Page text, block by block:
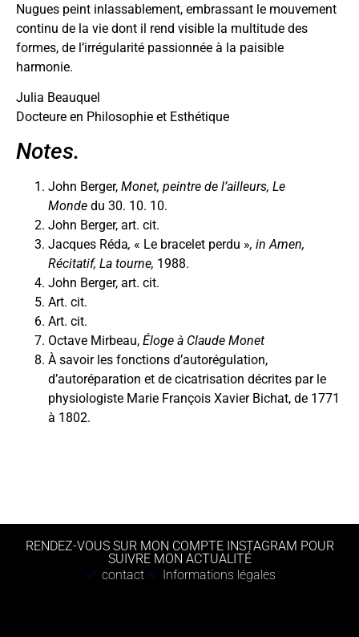
Nugues peint inlassablement, embrassant le mouvement
continu de la vie dont il rend visible la multitude des
formes, de l’irrégularité passionnée à la paisible
harmonie.
Julia Beauquel
Docteure en Philosophie et Esthétique
Notes.
John Berger, Monet, peintre de l’ailleurs, Le
Monde du 30. 10. 10.
John Berger, art. cit.
Jacques Réda, « Le bracelet perdu », in Amen,
Récitatif, La tourne, 1988.
John Berger, art. cit.
Art. cit.
Art. cit.
Octave Mirbeau, Éloge à Claude Monet
À savoir les fonctions d’autorégulation,
d’autoréparation et de cicatrisation décrites par le
physiologiste Marie François Xavier Bichat, de 1771
à 1802.
RENDEZ-VOUS SUR MON COMPTE INSTAGRAM POUR
SUIVRE MON ACTUALITÉ
contact
Informations légales